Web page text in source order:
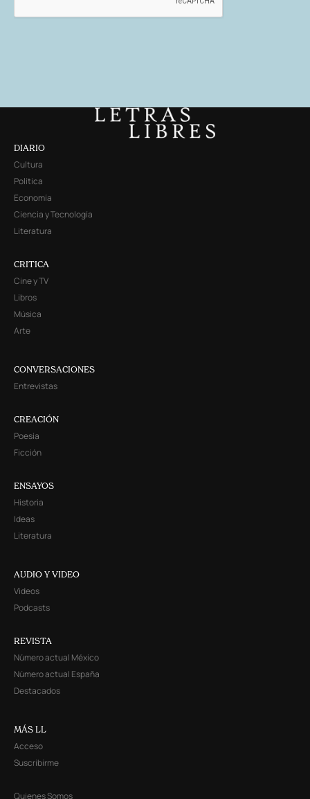
DIARIO
Cultura
Política
Economía
Ciencia y Tecnología
Literatura
CRITICA
Cine y TV
Libros
Música
Arte
CONVERSACIONES
Entrevistas
CREACIÓN
Poesía
Ficción
ENSAYOS
Historia
Ideas
Literatura
AUDIO Y VIDEO
Videos
Podcasts
REVISTA
Número actual México
Número actual España
Destacados
MÁS LL
Acceso
Suscribirme
Quienes Somos